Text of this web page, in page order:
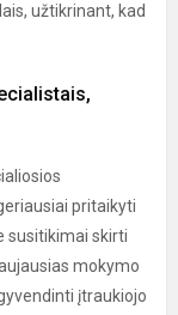
užtikrinant, kad
pritaikyti
susitikimai skirti
mokymo
įtraukiojo